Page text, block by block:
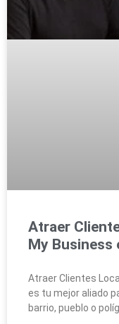
Atraer
My Business
Atraer Clientes
es tu mejor aliado
barrio, pueblo o